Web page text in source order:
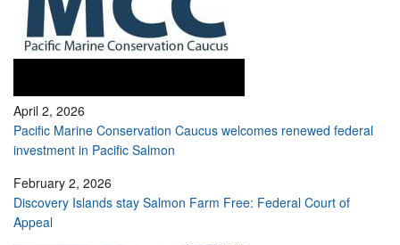
April 2, 2026
Pacific Marine Conservation Caucus welcomes renewed federal
investment in Pacific Salmon
February 2, 2026
Discovery Islands stay Salmon Farm Free: Federal Court of
Appeal